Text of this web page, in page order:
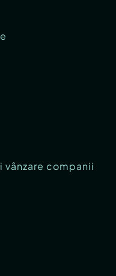
companii